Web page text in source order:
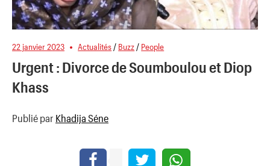
22 janvier 2023 Actualités / Buzz / People
Urgent : Divorce de Soumboulou et Diop
Khass
Publié par Khadija Séne